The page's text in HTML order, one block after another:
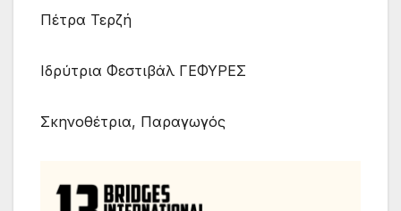
Πέτρα Τερζή
Ιδρύτρια Φεστιβάλ ΓΕΦΥΡΕΣ
Σκηνοθέτρια, Παραγωγός